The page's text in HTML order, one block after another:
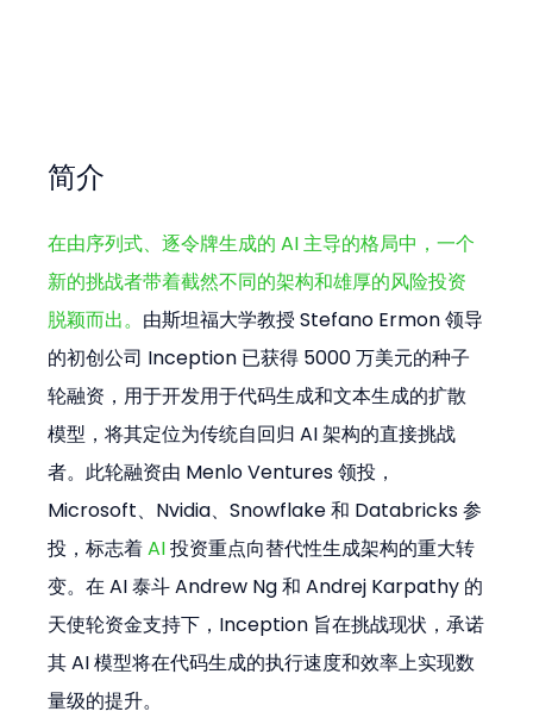
简介
在由序列式、逐令牌生成的 AI 主导的格局中，一个
新的挑战者带着截然不同的架构和雄厚的风险投资
脱颖而出。 由斯坦福大学教授 Stefano Ermon 领导
的初创公司 Inception 已获得 5000 万美元的种子
轮融资，用于开发用于代码生成和文本生成的扩散
模型，将其定位为传统自回归 AI 架构的直接挑战
者。此轮融资由 Menlo Ventures 领投，
Microsoft、Nvidia、Snowflake 和 Databricks 参
投，标志着 AI 投资重点向替代性生成架构的重大转
变。在 AI 泰斗 Andrew Ng 和 Andrej Karpathy 的
天使轮资金支持下，Inception 旨在挑战现状，承诺
其 AI 模型将在代码生成的执行速度和效率上实现数
量级的提升。